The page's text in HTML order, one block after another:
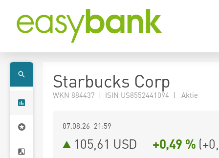
Starbucks Corp
WKN 884437 | ISIN US8552441094 | Aktie
07.08.26 21:59
105,61 USD +0,49 % (